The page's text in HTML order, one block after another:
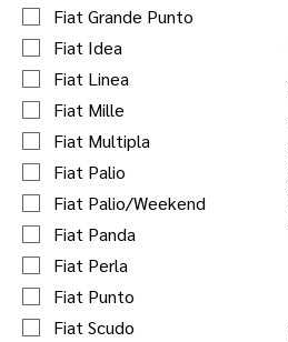
Fiat Grande Punto
Fiat Idea
Fiat Linea
Fiat Mille
Fiat Multipla
Fiat Palio
Fiat Palio/Weekend
Fiat Panda
Fiat Perla
Fiat Punto
Fiat Scudo